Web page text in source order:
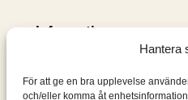
Hantera
För att ge en bra upplevelse
och/eller komma åt
Information
Om mig & om bloggen
S